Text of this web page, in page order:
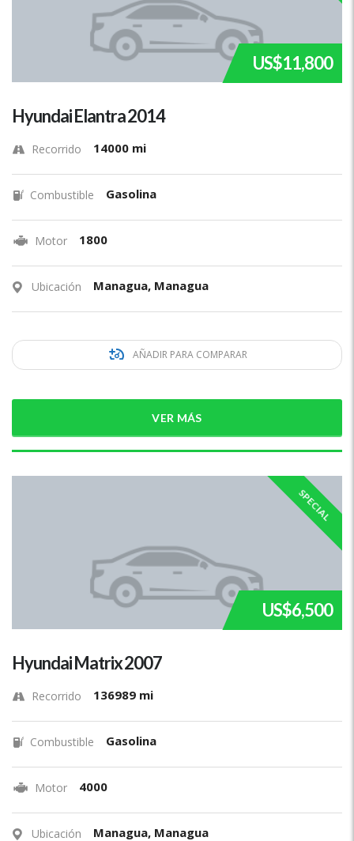
US$11,800
Hyundai Elantra 2014
Recorrido 14000 mi
Combustible Gasolina
Motor 1800
Ubicación Managua, Managua
AÑADIR PARA COMPARAR
VER MÁS
SPECIAL
US$6,500
Hyundai Matrix 2007
Recorrido 136989 mi
Combustible Gasolina
Motor 4000
Ubicación Managua, Managua